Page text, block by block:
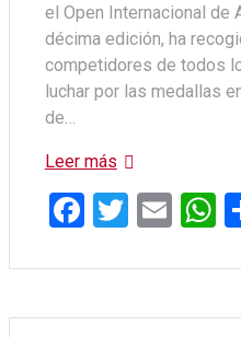
el Open Internacional de
décima edición, ha
competidores de todos
luchar por las medallas
de…
Leer más
F
ce
b
T
tt
er
E
ail
s